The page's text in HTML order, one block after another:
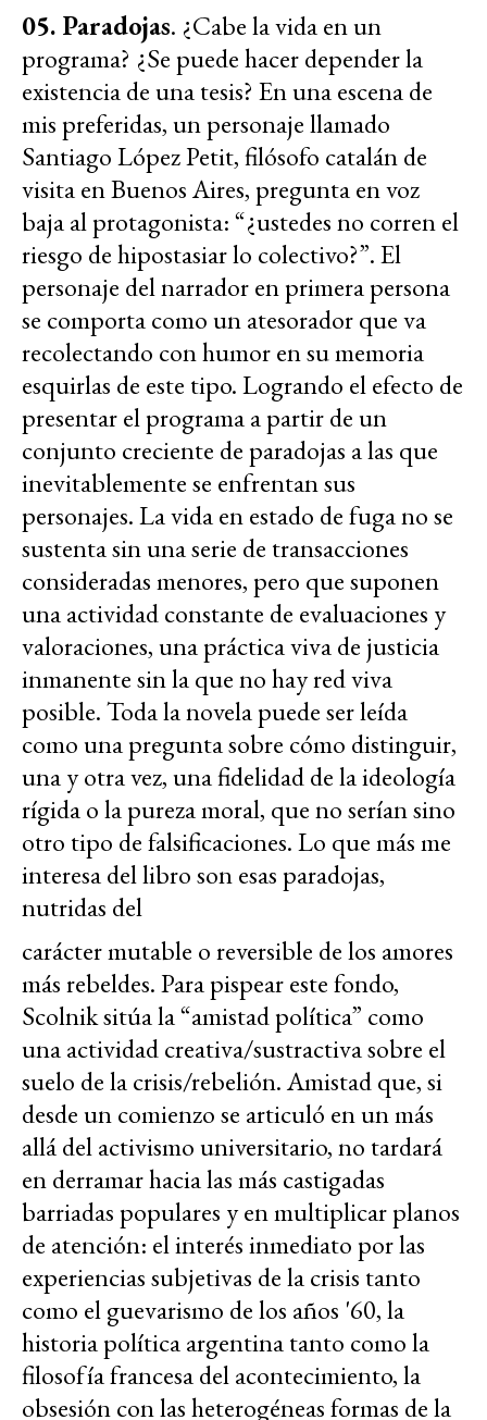
05. Paradojas. ¿Cabe la vida en un
programa? ¿Se puede hacer depender la
existencia de una tesis? En una escena de
mis preferidas, un personaje llamado
Santiago López Petit, filósofo catalán de
visita en Buenos Aires, pregunta en voz
baja al protagonista: “¿ustedes no corren el
riesgo de hipostasiar lo colectivo?”. El
personaje del narrador en primera persona
se comporta como un atesorador que va
recolectando con humor en su memoria
esquirlas de este tipo. Logrando el efecto de
presentar el programa a partir de un
conjunto creciente de paradojas a las que
inevitablemente se enfrentan sus
personajes. La vida en estado de fuga no se
sustenta sin una serie de transacciones
consideradas menores, pero que suponen
una actividad constante de evaluaciones y
valoraciones, una práctica viva de justicia
inmanente sin la que no hay red viva
posible. Toda la novela puede ser leída
como una pregunta sobre cómo distinguir,
una y otra vez, una fidelidad de la ideología
rígida o la pureza moral, que no serían sino
otro tipo de falsificaciones. Lo que más me
interesa del libro son esas paradojas,
nutridas del
carácter mutable o reversible de los amores
más rebeldes. Para pispear este fondo,
Scolnik sitúa la “amistad política” como
una actividad creativa/sustractiva sobre el
suelo de la crisis/rebelión. Amistad que, si
desde un comienzo se articuló en un más
allá del activismo universitario, no tardará
en derramar hacia las más castigadas
barriadas populares y en multiplicar planos
de atención: el interés inmediato por las
experiencias subjetivas de la crisis tanto
como el guevarismo de los años '60, la
historia política argentina tanto como la
filosofía francesa del acontecimiento, la
obsesión con las heterogéneas formas de la